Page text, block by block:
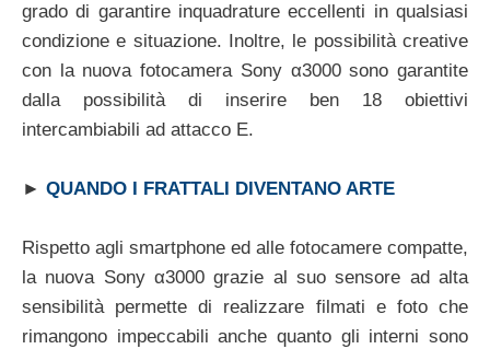
grado di garantire inquadrature eccellenti in qualsiasi
condizione e situazione. Inoltre, le possibilità creative
con la nuova fotocamera Sony α3000 sono garantite
dalla possibilità di inserire ben 18 obiettivi
intercambiabili ad attacco E.
► QUANDO I FRATTALI DIVENTANO ARTE
Rispetto agli smartphone ed alle fotocamere compatte,
la nuova Sony α3000 grazie al suo sensore ad alta
sensibilità permette di realizzare filmati e foto che
rimangono impeccabili anche quanto gli interni sono